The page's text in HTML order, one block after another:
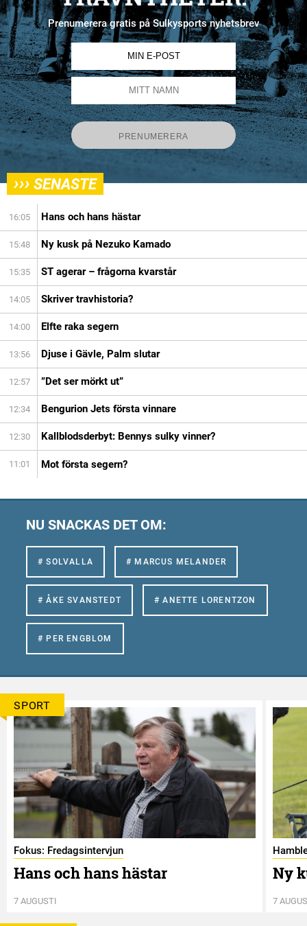
Prenumerera gratis på Sulkysports nyhetsbrev
››› SENASTE
16:05 Hans och hans hästar
15:48 Ny kusk på Nezuko Kamado
15:35 ST agerar – frågorna kvarstår
14:05 Skriver travhistoria?
14:00 Elfte raka segern
13:56 Djuse i Gävle, Palm slutar
12:57 ”Det ser mörkt ut”
12:34 Bengurion Jets första vinnare
12:30 Kallblodsderbyt: Bennys sulky vinner?
11:01 Mot första segern?
NU SNACKAS DET OM:
# SOLVALLA # MARCUS MELANDER
# ÅKE SVANSTEDT # ANETTE LORENTZON
# PER ENGBLOM
SPORT
Fokus: Fredagsintervjun
Hans och hans hästar
7 AUGUSTI
Ny
7